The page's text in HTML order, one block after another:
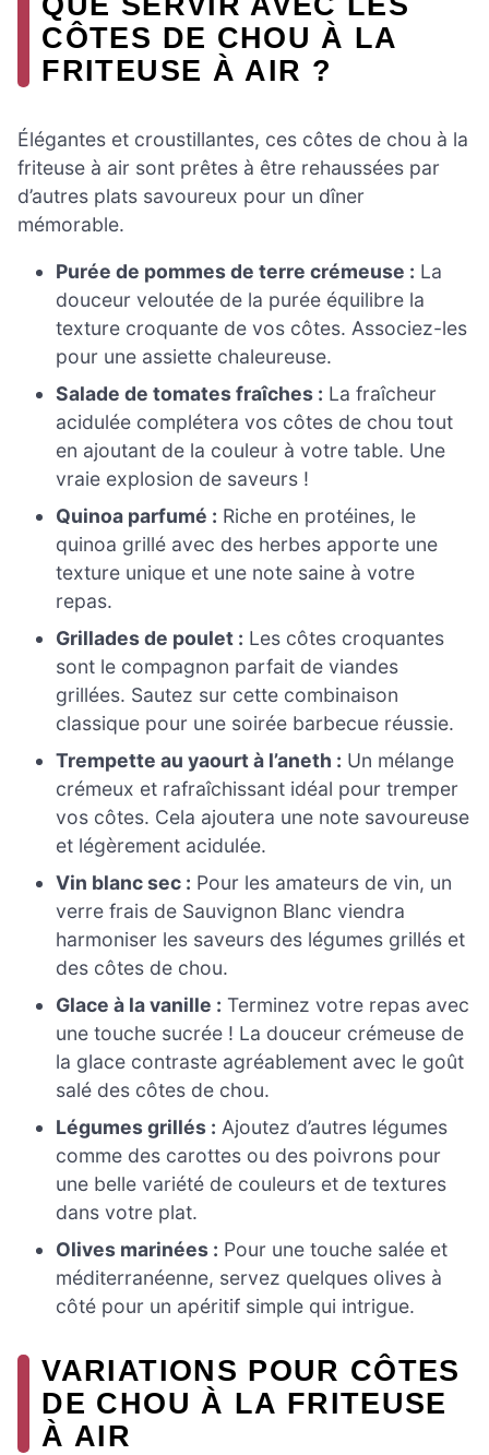
CÔTES DE CHOU À LA
FRITEUSE À AIR ?
Élégantes et croustillantes, ces côtes de chou à la
friteuse à air sont prêtes à être rehaussées par
d’autres plats savoureux pour un dîner
mémorable.
Purée de pommes de terre crémeuse : La
douceur veloutée de la purée équilibre la
texture croquante de vos côtes. Associez-les
pour une assiette chaleureuse.
Salade de tomates fraîches : La fraîcheur
acidulée complétera vos côtes de chou tout
en ajoutant de la couleur à votre table. Une
vraie explosion de saveurs !
Quinoa parfumé : Riche en protéines, le
quinoa grillé avec des herbes apporte une
texture unique et une note saine à votre
repas.
Grillades de poulet : Les côtes croquantes
sont le compagnon parfait de viandes
grillées. Sautez sur cette combinaison
classique pour une soirée barbecue réussie.
Trempette au yaourt à l’aneth : Un mélange
crémeux et rafraîchissant idéal pour tremper
vos côtes. Cela ajoutera une note savoureuse
et légèrement acidulée.
Vin blanc sec : Pour les amateurs de vin, un
verre frais de Sauvignon Blanc viendra
harmoniser les saveurs des légumes grillés et
des côtes de chou.
Glace à la vanille : Terminez votre repas avec
une touche sucrée ! La douceur crémeuse de
la glace contraste agréablement avec le goût
salé des côtes de chou.
Légumes grillés : Ajoutez d’autres légumes
comme des carottes ou des poivrons pour
une belle variété de couleurs et de textures
dans votre plat.
Olives marinées : Pour une touche salée et
méditerranéenne, servez quelques olives à
côté pour un apéritif simple qui intrigue.
VARIATIONS POUR CÔTES
DE CHOU À LA FRITEUSE
À AIR